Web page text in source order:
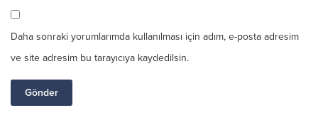
Daha sonraki yorumlarımda kullanılması için adım, e-posta adresim
ve site adresim bu tarayıcıya kaydedilsin.